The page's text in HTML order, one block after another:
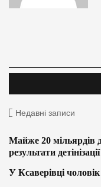
Недавні записи
Майже 20 мільярдів
результати
У Ксаверівці